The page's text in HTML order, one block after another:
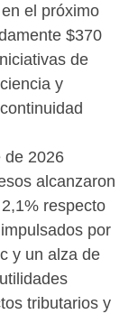
el próximo
$370
de
y
de 2026
alcanzaron
respecto
por
y un alza de
tributarios y